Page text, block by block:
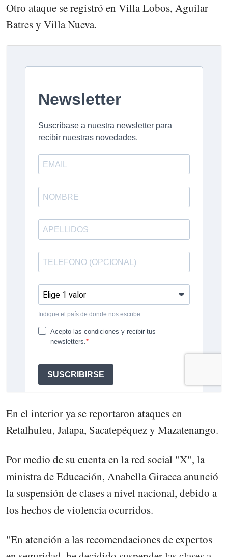
Otro ataque se registró en Villa Lobos, Aguilar
Batres y Villa Nueva.
En el interior ya se reportaron ataques en
Retalhuleu, Jalapa, Sacatepéquez y Mazatenango.
Por medio de su cuenta en la red social "X", la
ministra de Educación, Anabella Giracca anunció
la suspensión de clases a nivel nacional, debido a
los hechos de violencia ocurridos.
"En atención a las recomendaciones de expertos